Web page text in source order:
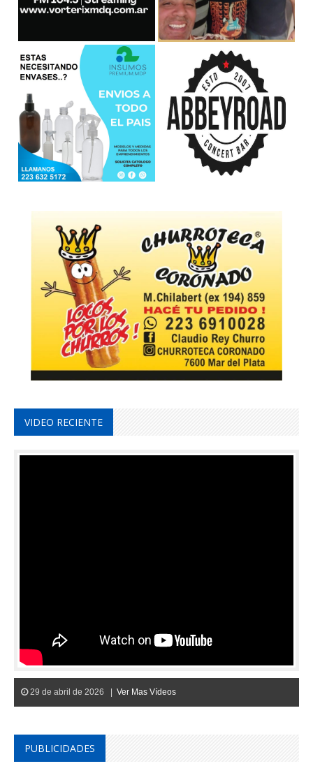
VIDEO RECIENTE
29 de abril de 2026 | Ver Mas Vídeos
PUBLICIDADES